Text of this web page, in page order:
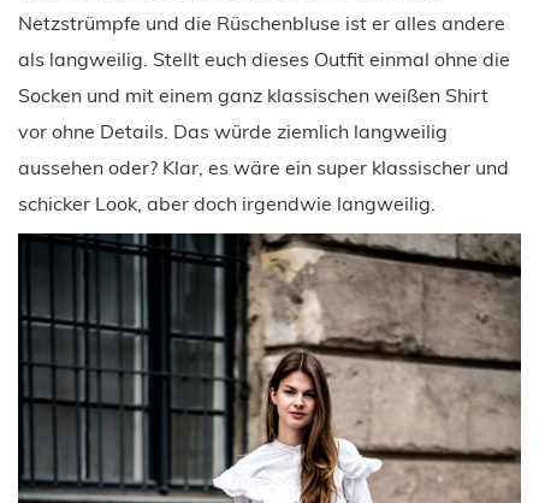
Netzstrümpfe und die Rüschenbluse ist er alles andere
als langweilig. Stellt euch dieses Outfit einmal ohne die
Socken und mit einem ganz klassischen weißen Shirt
vor ohne Details. Das würde ziemlich langweilig
aussehen oder? Klar, es wäre ein super klassischer und
schicker Look, aber doch irgendwie langweilig.